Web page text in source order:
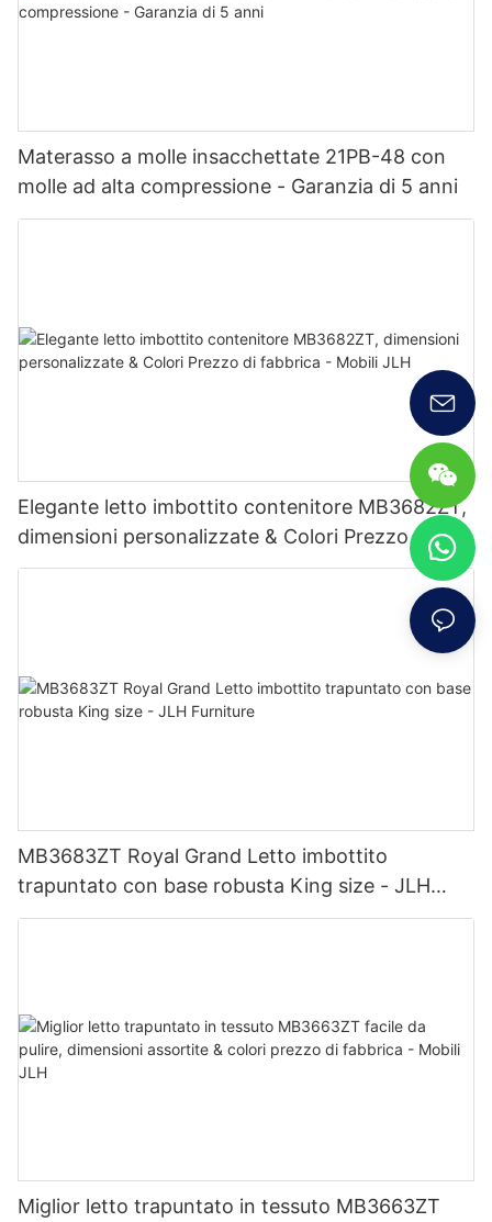
Materasso a molle insacchettate 21PB-48 con
molle ad alta compressione - Garanzia di 5 anni
Elegante letto imbottito contenitore MB3682ZT,
dimensioni personalizzate & Colori Prezzo di
fabbrica - Mobili JLH
MB3683ZT Royal Grand Letto imbottito
trapuntato con base robusta King size - JLH
Furniture
Miglior letto trapuntato in tessuto MB3663ZT